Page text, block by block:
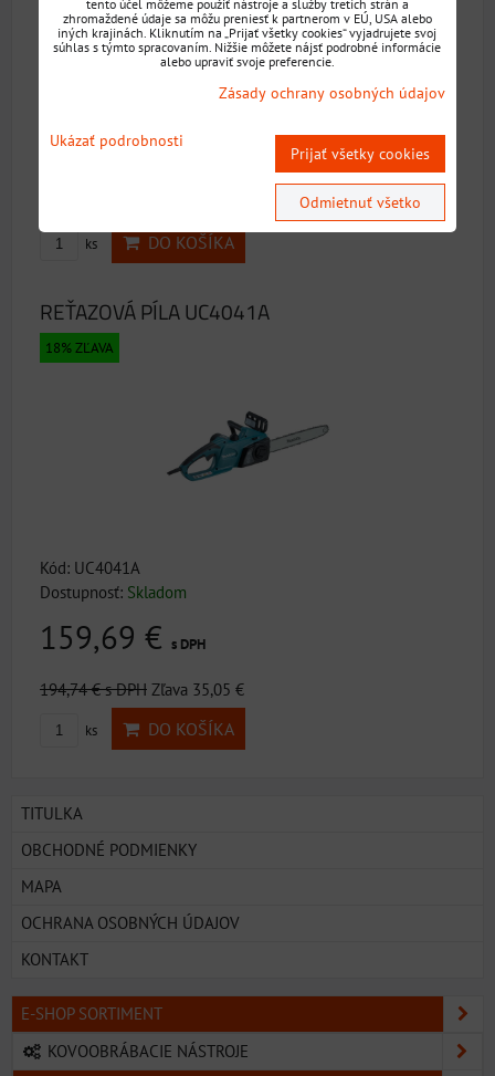
151,28 €
ks DO KOŠÍKA
REŤAZOVÁ PÍLA UC4041A
18% ZĽAVA
Kód: UC4041A
Dostupnosť: Skladom
159,69 € s DPH
194,74 €s DPH Zľava 35,05 €
ks DO KOŠÍKA
TITULKA
OBCHODNÉ PODMIENKY
MAPA
OCHRANA OSOBNÝCH ÚDAJOV
KONTAKT
E-SHOP SORTIMENT
KOVOOBRÁBACIE NÁSTROJE
tento účel môžeme použiť nástroje a služby tretích strán a
zhromaždené údaje sa môžu preniesť k partnerom v EÚ, USA alebo
iných krajinách. Kliknutím na „Prijať všetky cookies“ vyjadrujete svoj
súhlas s týmto spracovaním. Nižšie môžete nájsť podrobné informácie
alebo upraviť svoje preferencie.
Zásady ochrany osobných údajov
Ukázať podrobnosti
Prijať všetky cookies
Odmietnuť všetko